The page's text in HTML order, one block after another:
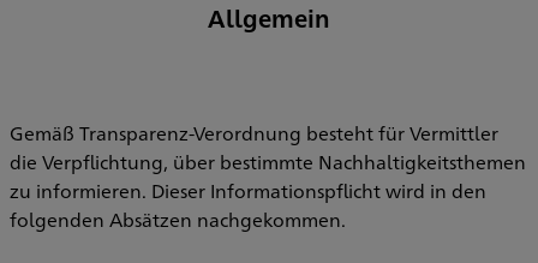
Allgemein
Gemäß Transparenz-Verordnung besteht für Vermittler
die Verpflichtung, über bestimmte Nachhaltigkeitsthemen
zu informieren. Dieser Informationspflicht wird in den
folgenden Absätzen nachgekommen.